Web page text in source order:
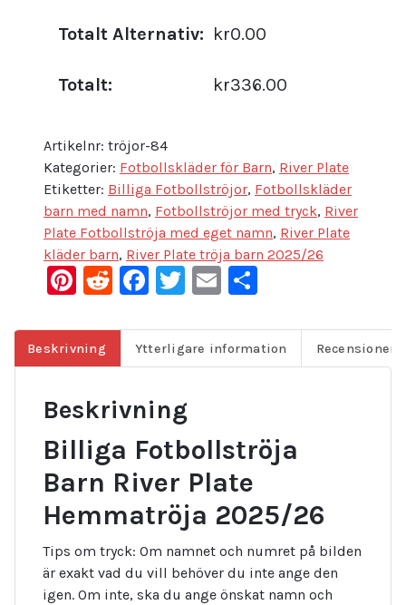
Totalt Alternativ: kr0.00
Totalt: kr336.00
Artikelnr: tröjor-84
Kategorier: Fotbollskläder för Barn, River Plate
Etiketter: Billiga Fotbollströjor, Fotbollskläder
barn med namn, Fotbollströjor med tryck, River
Plate Fotbollströja med eget namn, River Plate
kläder barn, River Plate tröja barn 2025/26
Pinterest
Reddit
Facebook
Twitter
Email
Beskrivning Ytterligare information Recensioner
Beskrivning
Billiga Fotbollströja
Barn River Plate
Hemmatröja 2025/26
Tips om tryck: Om namnet och numret på bilden
är exakt vad du vill behöver du inte ange den
igen. Om inte, ska du ange önskat namn och